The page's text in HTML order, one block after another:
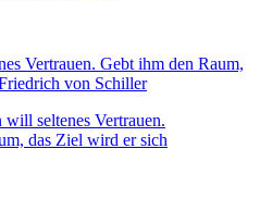
seltenes Vertrauen.
das Ziel wird er sich